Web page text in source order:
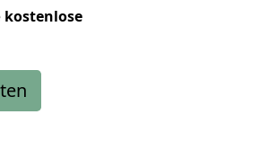
kostenlose